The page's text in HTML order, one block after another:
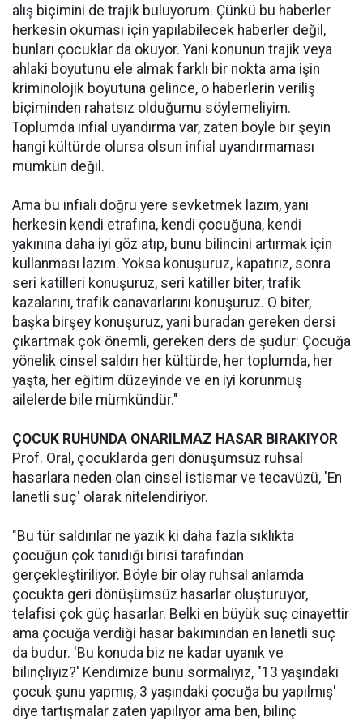
alış biçimini de trajik buluyorum. Çünkü bu haberler
herkesin okuması için yapılabilecek haberler değil,
bunları çocuklar da okuyor. Yani konunun trajik veya
ahlaki boyutunu ele almak farklı bir nokta ama işin
kriminolojik boyutuna gelince, o haberlerin veriliş
biçiminden rahatsız olduğumu söylemeliyim.
Toplumda infial uyandırma var, zaten böyle bir şeyin
hangi kültürde olursa olsun infial uyandırmaması
mümkün değil.
Ama bu infiali doğru yere sevketmek lazım, yani
herkesin kendi etrafına, kendi çocuğuna, kendi
yakınına daha iyi göz atıp, bunu bilincini artırmak için
kullanması lazım. Yoksa konuşuruz, kapatırız, sonra
seri katilleri konuşuruz, seri katiller biter, trafik
kazalarını, trafik canavarlarını konuşuruz. O biter,
başka birşey konuşuruz, yani buradan gereken dersi
çıkartmak çok önemli, gereken ders de şudur: Çocuğa
yönelik cinsel saldırı her kültürde, her toplumda, her
yaşta, her eğitim düzeyinde ve en iyi korunmuş
ailelerde bile mümkündür."
ÇOCUK RUHUNDA ONARILMAZ HASAR BIRAKIYOR
Prof. Oral, çocuklarda geri dönüşümsüz ruhsal
hasarlara neden olan cinsel istismar ve tecavüzü, 'En
lanetli suç' olarak nitelendiriyor.
"Bu tür saldırılar ne yazık ki daha fazla sıklıkta
çocuğun çok tanıdığı birisi tarafından
gerçekleştiriliyor. Böyle bir olay ruhsal anlamda
çocukta geri dönüşümsüz hasarlar oluşturuyor,
telafisi çok güç hasarlar. Belki en büyük suç cinayettir
ama çocuğa verdiği hasar bakımından en lanetli suç
da budur. 'Bu konuda biz ne kadar uyanık ve
bilinçliyiz?' Kendimize bunu sormalıyız, "13 yaşındaki
çocuk şunu yapmış, 3 yaşındaki çocuğa bu yapılmış'
diye tartışmalar zaten yapılıyor ama ben, bilinç